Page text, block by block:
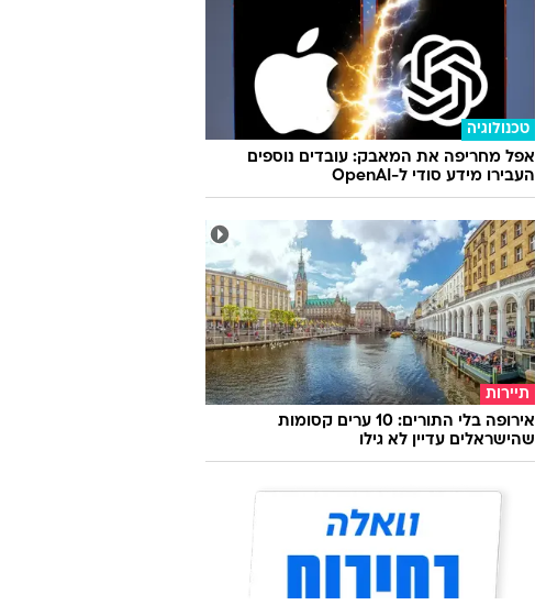
טכנולוגיה
אפל מחריפה את המאבק: עובדים נוספים
העבירו מידע סודי ל-OpenAI
תיירות
אירופה בלי התורים: 10 ערים קסומות
שהישראלים עדיין לא גילו